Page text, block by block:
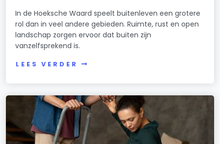
In de Hoeksche Waard speelt buitenleven een grotere
rol dan in veel andere gebieden. Ruimte, rust en open
landschap zorgen ervoor dat buiten zijn
vanzelfsprekend is.
LEES VERDER